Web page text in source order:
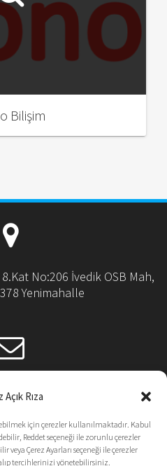
Açık Rıza
için çerezler kullanılmaktadır. Kabul
Reddet seçeneği ile zorunlu çerezler
Çerez Ayarları seçeneği ile çerezler
tercihlerinizi yönetebilirsiniz.
Bilişim
No:206 İvedik OSB Mah,
Yenimahalle